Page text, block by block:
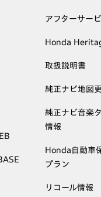
アフターサー
Honda
取扱説明書
純正ナビ地図
純正ナビ音楽
情報
Honda自動車
プラン
リコール情報